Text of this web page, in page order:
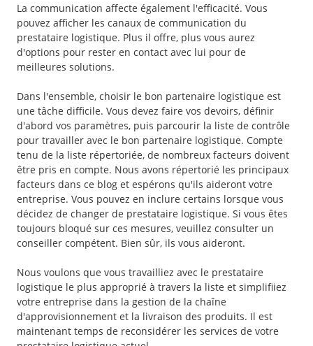
La communication affecte également l'efficacité. Vous
pouvez afficher les canaux de communication du
prestataire logistique. Plus il offre, plus vous aurez
d'options pour rester en contact avec lui pour de
meilleures solutions.
Dans l'ensemble, choisir le bon partenaire logistique est
une tâche difficile. Vous devez faire vos devoirs, définir
d'abord vos paramètres, puis parcourir la liste de contrôle
pour travailler avec le bon partenaire logistique. Compte
tenu de la liste répertoriée, de nombreux facteurs doivent
être pris en compte. Nous avons répertorié les principaux
facteurs dans ce blog et espérons qu'ils aideront votre
entreprise. Vous pouvez en inclure certains lorsque vous
décidez de changer de prestataire logistique. Si vous êtes
toujours bloqué sur ces mesures, veuillez consulter un
conseiller compétent. Bien sûr, ils vous aideront.
Nous voulons que vous travailliez avec le prestataire
logistique le plus approprié à travers la liste et simplifiiez
votre entreprise dans la gestion de la chaîne
d'approvisionnement et la livraison des produits. Il est
maintenant temps de reconsidérer les services de votre